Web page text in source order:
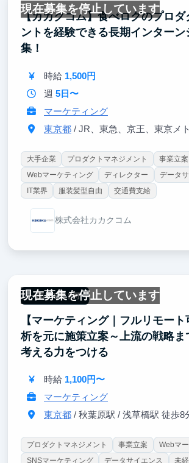
現在募集を停止しています
【カカクコム】食べログのプロダ
ントを経験できる長期インターン
集！
時給 1,500円
週 5日〜
マーケティング
東京都/ JR、東急、京王、東京メトロ各線「渋谷駅」徒
大手企業 プロダクトマネジメント
事業立案
Webマーケティング
ディレクター
データ
IT業界
服装髪型自由 交通費支給
株式会社カカクコム
現在募集を停止しています
一部リモート可
【マーケティング｜フルリモー
析を元に施策立案～上流の戦略ま
考える力をつける
時給 1,100円〜
マーケティング
東京都/ 秋葉原駅 / 浅草橋駅 徒歩8分 、馬喰町駅 徒
プロダクトマネジメント 事業立案
Webマ
SNSマーケティング
データサイエンス 未